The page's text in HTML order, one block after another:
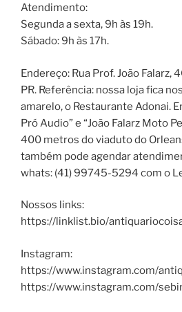
Atendimento:
Segunda a sexta, 9h às 19h.
Sábado: 9h às 17h.
Endereço: Rua Prof. João Falarz,
PR. Referência: nossa loja fica
amarelo, o Restaurante Adonai.
Pró Audio” e “João Falarz Moto
400 metros do viaduto do
também pode agendar
whats: (41) 99745-5294 com o
Nossos links:
https://linklist.bio/
Instagram:
https://www.instagram.com/
https://www.instagram.com/